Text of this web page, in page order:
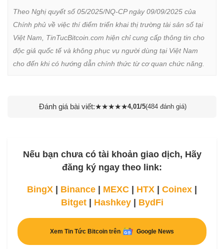
Theo Nghị quyết số 05/2025/NQ-CP ngày 09/09/2025 của
Chính phủ về việc thí điểm triển khai thị trường tài sản số tại
Việt Nam, TinTucBitcoin.com hiện chỉ cung cấp thông tin cho
độc giả quốc tế và không phục vụ người dùng tại Việt Nam
cho đến khi có hướng dẫn chính thức từ cơ quan chức năng.
Đánh giá bài viết:★★★★★4,01/5(484 đánh giá)
Nếu bạn chưa có tài khoản giao dịch, Hãy
đăng ký ngay theo link:
BingX Binance MEXC HTX Coinex
Bitget| Hashkey| BydFi
Xem Tin Tức Bitcoin trên Google News